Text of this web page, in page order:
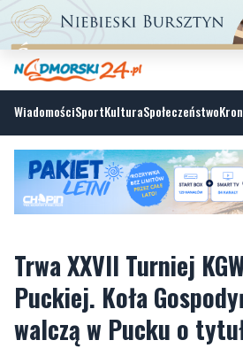
WiadomościSportKulturaSpołeczeństwo
Trwa XXVII Turniej
Puckiej. Koła
walczą w Pucku o